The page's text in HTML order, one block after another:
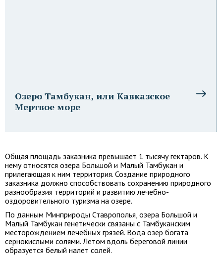
Озеро Тамбукан, или Кавказское
Мертвое море
Общая площадь заказника превышает 1 тысячу гектаров. К
нему относятся озера Большой и Малый Тамбукан и
прилегающая к ним территория. Создание природного
заказника должно способствовать сохранению природного
разнообразия территорий и развитию лечебно-
оздоровительного туризма на озере.
По данным Минприроды Ставрополья, озера Большой и
Малый Тамбукан генетически связаны с Тамбуканским
месторождением лечебных грязей. Вода озер богата
сернокислыми солями. Летом вдоль береговой линии
образуется белый налет солей.